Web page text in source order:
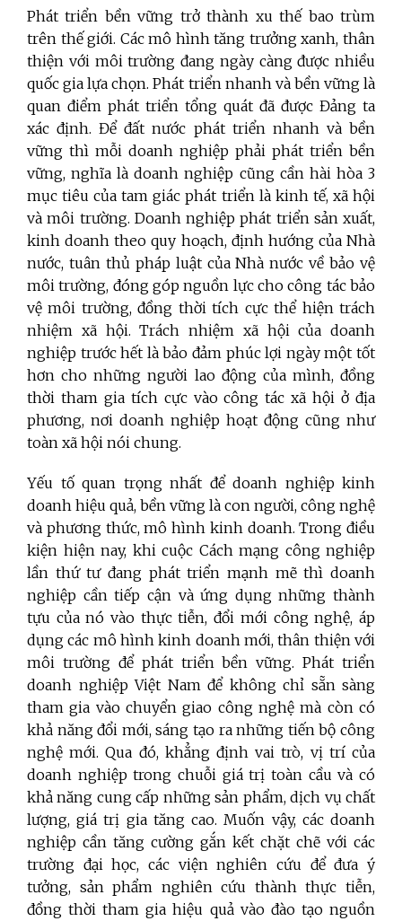
Phát triển bền vững trở thành xu thế bao trùm
trên thế giới. Các mô hình tăng trưởng xanh, thân
thiện với môi trường đang ngày càng được nhiều
quốc gia lựa chọn. Phát triển nhanh và bền vững là
quan điểm phát triển tổng quát đã được Đảng ta
xác định. Để đất nước phát triển nhanh và bền
vững thì mỗi doanh nghiệp phải phát triển bền
vững, nghĩa là doanh nghiệp cũng cần hài hòa 3
mục tiêu của tam giác phát triển là kinh tế, xã hội
và môi trường. Doanh nghiệp phát triển sản xuất,
kinh doanh theo quy hoạch, định hướng của Nhà
nước, tuân thủ pháp luật của Nhà nước về bảo vệ
môi trường, đóng góp nguồn lực cho công tác bảo
vệ môi trường, đồng thời tích cực thể hiện trách
nhiệm xã hội. Trách nhiệm xã hội của doanh
nghiệp trước hết là bảo đảm phúc lợi ngày một tốt
hơn cho những người lao động của mình, đồng
thời tham gia tích cực vào công tác xã hội ở địa
phương, nơi doanh nghiệp hoạt động cũng như
toàn xã hội nói chung.
Yếu tố quan trọng nhất để doanh nghiệp kinh
doanh hiệu quả, bền vững là con người, công nghệ
và phương thức, mô hình kinh doanh. Trong điều
kiện hiện nay, khi cuộc Cách mạng công nghiệp
lần thứ tư đang phát triển mạnh mẽ thì doanh
nghiệp cần tiếp cận và ứng dụng những thành
tựu của nó vào thực tiễn, đổi mới công nghệ, áp
dụng các mô hình kinh doanh mới, thân thiện với
môi trường để phát triển bền vững. Phát triển
doanh nghiệp Việt Nam để không chỉ sẵn sàng
tham gia vào chuyển giao công nghệ mà còn có
khả năng đổi mới, sáng tạo ra những tiến bộ công
nghệ mới. Qua đó, khẳng định vai trò, vị trí của
doanh nghiệp trong chuỗi giá trị toàn cầu và có
khả năng cung cấp những sản phẩm, dịch vụ chất
lượng, giá trị gia tăng cao. Muốn vậy, các doanh
nghiệp cần tăng cường gắn kết chặt chẽ với các
trường đại học, các viện nghiên cứu để đưa ý
tưởng, sản phẩm nghiên cứu thành thực tiễn,
đồng thời tham gia hiệu quả vào đào tạo nguồn